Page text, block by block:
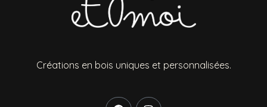
Créations en bois uniques et personnalisées.